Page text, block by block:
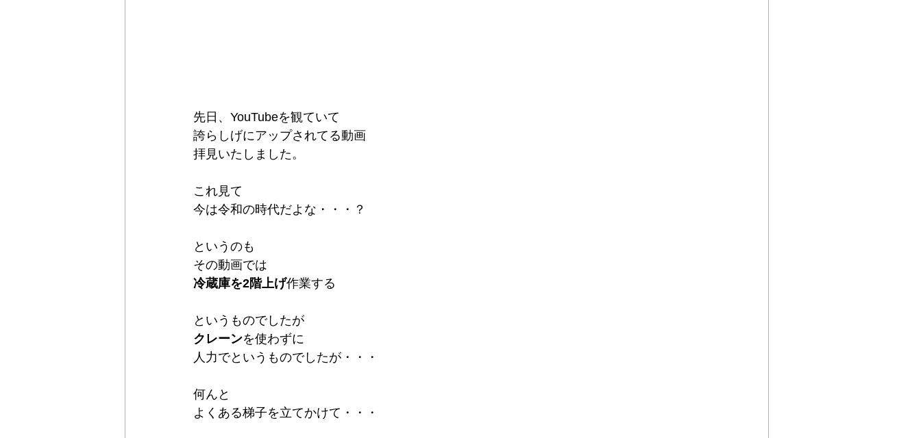
先日、YouTubeを観ていて
誇らしげにアップされてる動画
拝見いたしました。
これ見て
今は令和の時代だよな・・・？
というのも
その動画では
冷蔵庫を2階上げ作業する
というものでしたが
クレーンを使わずに
人力でというものでしたが・・・
何んと
よくある梯子を立てかけて・・・